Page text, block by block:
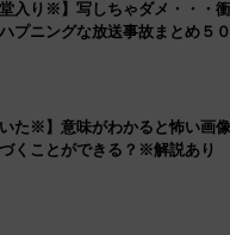
入り※】写しちゃダメ・・・
プニングな放送事故まとめ５０
た※】意味がわかると怖い画
くことができる？※解説あり